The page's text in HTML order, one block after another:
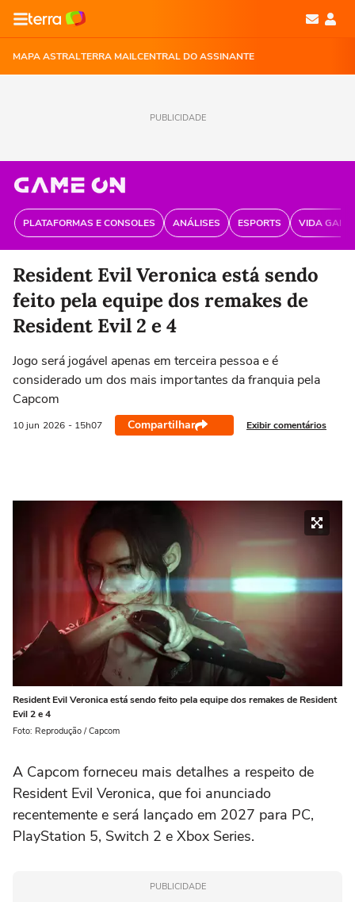
MAPA ASTRALTERRA MAILCENTRAL DO ASSINANTE
PUBLICIDADE
PLATAFORMAS E CONSOLES ANÁLISES ESPORTS VIDA
Resident Evil Veronica está sendo
feito pela equipe dos remakes de
Resident Evil 2 e 4
Jogo será jogável apenas em terceira pessoa e é
considerado um dos mais importantes da franquia pela
Capcom
10 jun 2026 - 15h07 Compartilhar Exibir comentários
Resident Evil Veronica está sendo feito pela equipe dos remakes de Resident
Evil 2 e 4
Foto: Reprodução / Capcom
A Capcom forneceu mais detalhes a respeito de
Resident Evil Veronica, que foi anunciado
recentemente e será lançado em 2027 para PC,
PlayStation 5, Switch 2 e Xbox Series.
PUBLICIDADE